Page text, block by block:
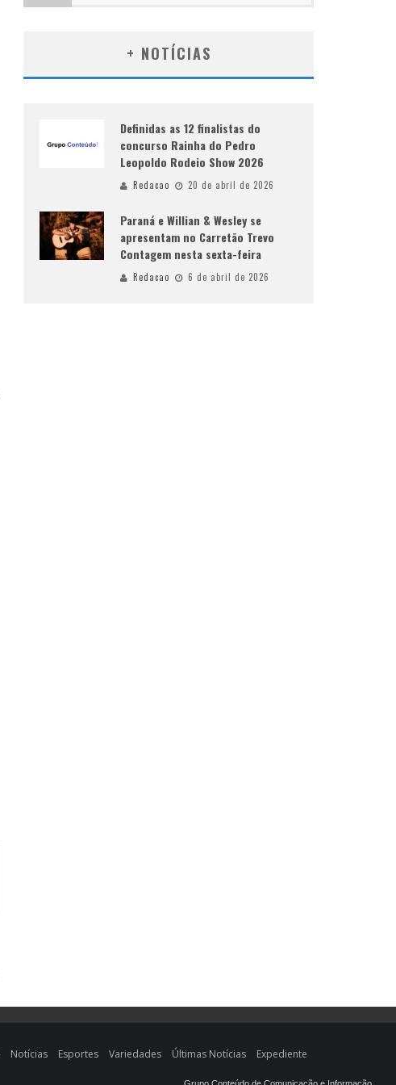
+ NOTÍCIAS
Definidas as 12 finalistas do
concurso Rainha do Pedro
Leopoldo Rodeio Show 2026
Redacao 20 de abril de 2026
Paraná e Willian & Wesley se
apresentam no Carretão Trevo
Contagem nesta sexta-feira
Redacao 6 de abril de 2026
Notícias Esportes Variedades Últimas Notícias Expediente